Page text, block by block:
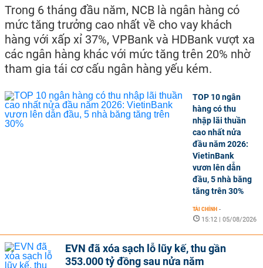
Trong 6 tháng đầu năm, NCB là ngân hàng có
mức tăng trưởng cao nhất về cho vay khách
hàng với xấp xỉ 37%, VPBank và HDBank vượt xa
các ngân hàng khác với mức tăng trên 20% nhờ
tham gia tái cơ cấu ngân hàng yếu kém.
TOP 10 ngân
hàng có thu
nhập lãi thuần
cao nhất nửa
đầu năm 2026:
VietinBank
vươn lên dẫn
đầu, 5 nhà băng
tăng trên 30%
TÀI CHÍNH -
15:12 | 05/08/2026
EVN đã xóa sạch lỗ lũy kế, thu gần
353.000 tỷ đồng sau nửa năm